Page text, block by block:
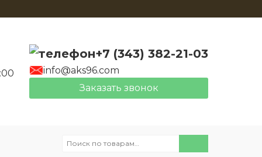
+7 (343) 382-21-03
info@aks96.com
Заказать звонок
Искать: